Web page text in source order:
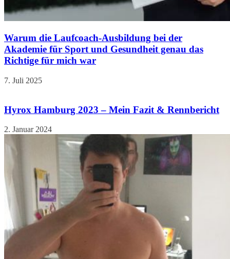
Warum die Laufcoach-Ausbildung bei der
Akademie für Sport und Gesundheit genau das
Richtige für mich war
7. Juli 2025
Hyrox Hamburg 2023 – Mein Fazit & Rennbericht
2. Januar 2024